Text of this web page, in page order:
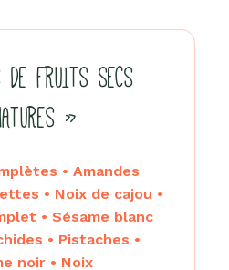
DE FRUITS SECS
»
• Amandes
• Noix de cajou •
• Sésame blanc
• Pistaches •
noir • Noix